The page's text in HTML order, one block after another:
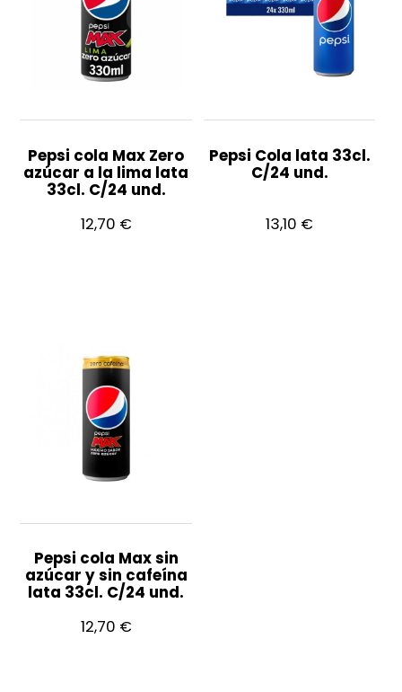
Pepsi cola Max Zero
azúcar a la lima lata
33cl. C/24 und.
12,70 €
Pepsi Cola lata 33cl.
C/24 und.
13,10 €
Pepsi cola Max sin
azúcar y sin cafeína
lata 33cl. C/24 und.
12,70 €